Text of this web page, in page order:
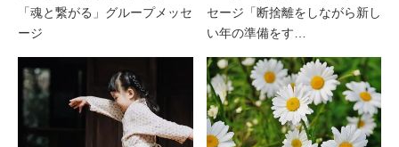
「魂と繋がる」グループメッセ
ージ
セージ「断捨離をしながら新し
い年の準備をす…